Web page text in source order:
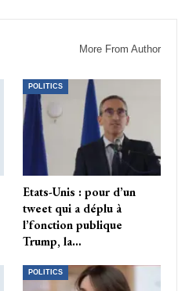
More From Author
POLITICS
Etats-Unis : pour d’un
tweet qui a déplu à
l’fonction publique
Trump, la…
POLITICS